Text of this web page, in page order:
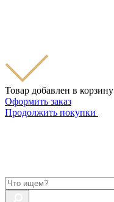
Товар добавлен в корзину
Оформить заказ
Продолжить покупки